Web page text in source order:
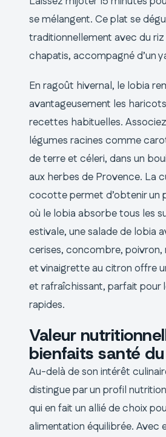
se mélangent. Ce plat se
traditionnellement avec du
chapatis, accompagné d’un
En ragoût hivernal, le lobia
avantageusement les
recettes habituelles.
légumes racines comme
de terre et céleri, dans un
aux herbes de Provence. La
cocotte permet d’obtenir un
où le lobia absorbe tous les
estivale, une salade de lobia
cerises, concombre,
et vinaigrette au citron offre
et rafraîchissant, parfait pour
rapides.
Valeur
bienfaits santé
Au-delà de son intérêt
distingue par un profil
qui en fait un allié de choix
alimentation équilibrée. Avec